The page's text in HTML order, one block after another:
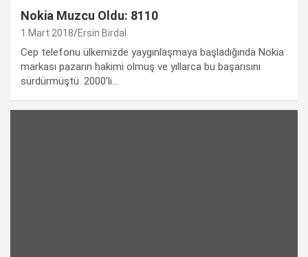
Nokia Muzcu Oldu: 8110
1 Mart 2018 Ersin Birdal
Cep telefonu ülkemizde yaygınlaşmaya başladığında Nokia
markası pazarın hakimi olmuş ve yıllarca bu başarısını
sürdürmüştü. 2000’li…